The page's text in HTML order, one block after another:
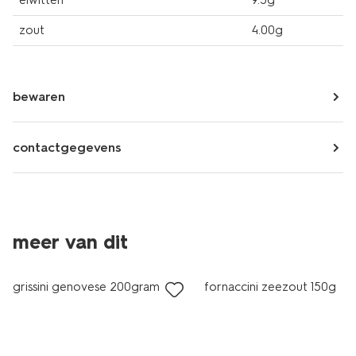
zout 4.00g
bewaren
contactgegevens
meer van dit
2 voor 3.99
met je HEMA pas
grissini genovese 200gram fornaccini zeezout 150g